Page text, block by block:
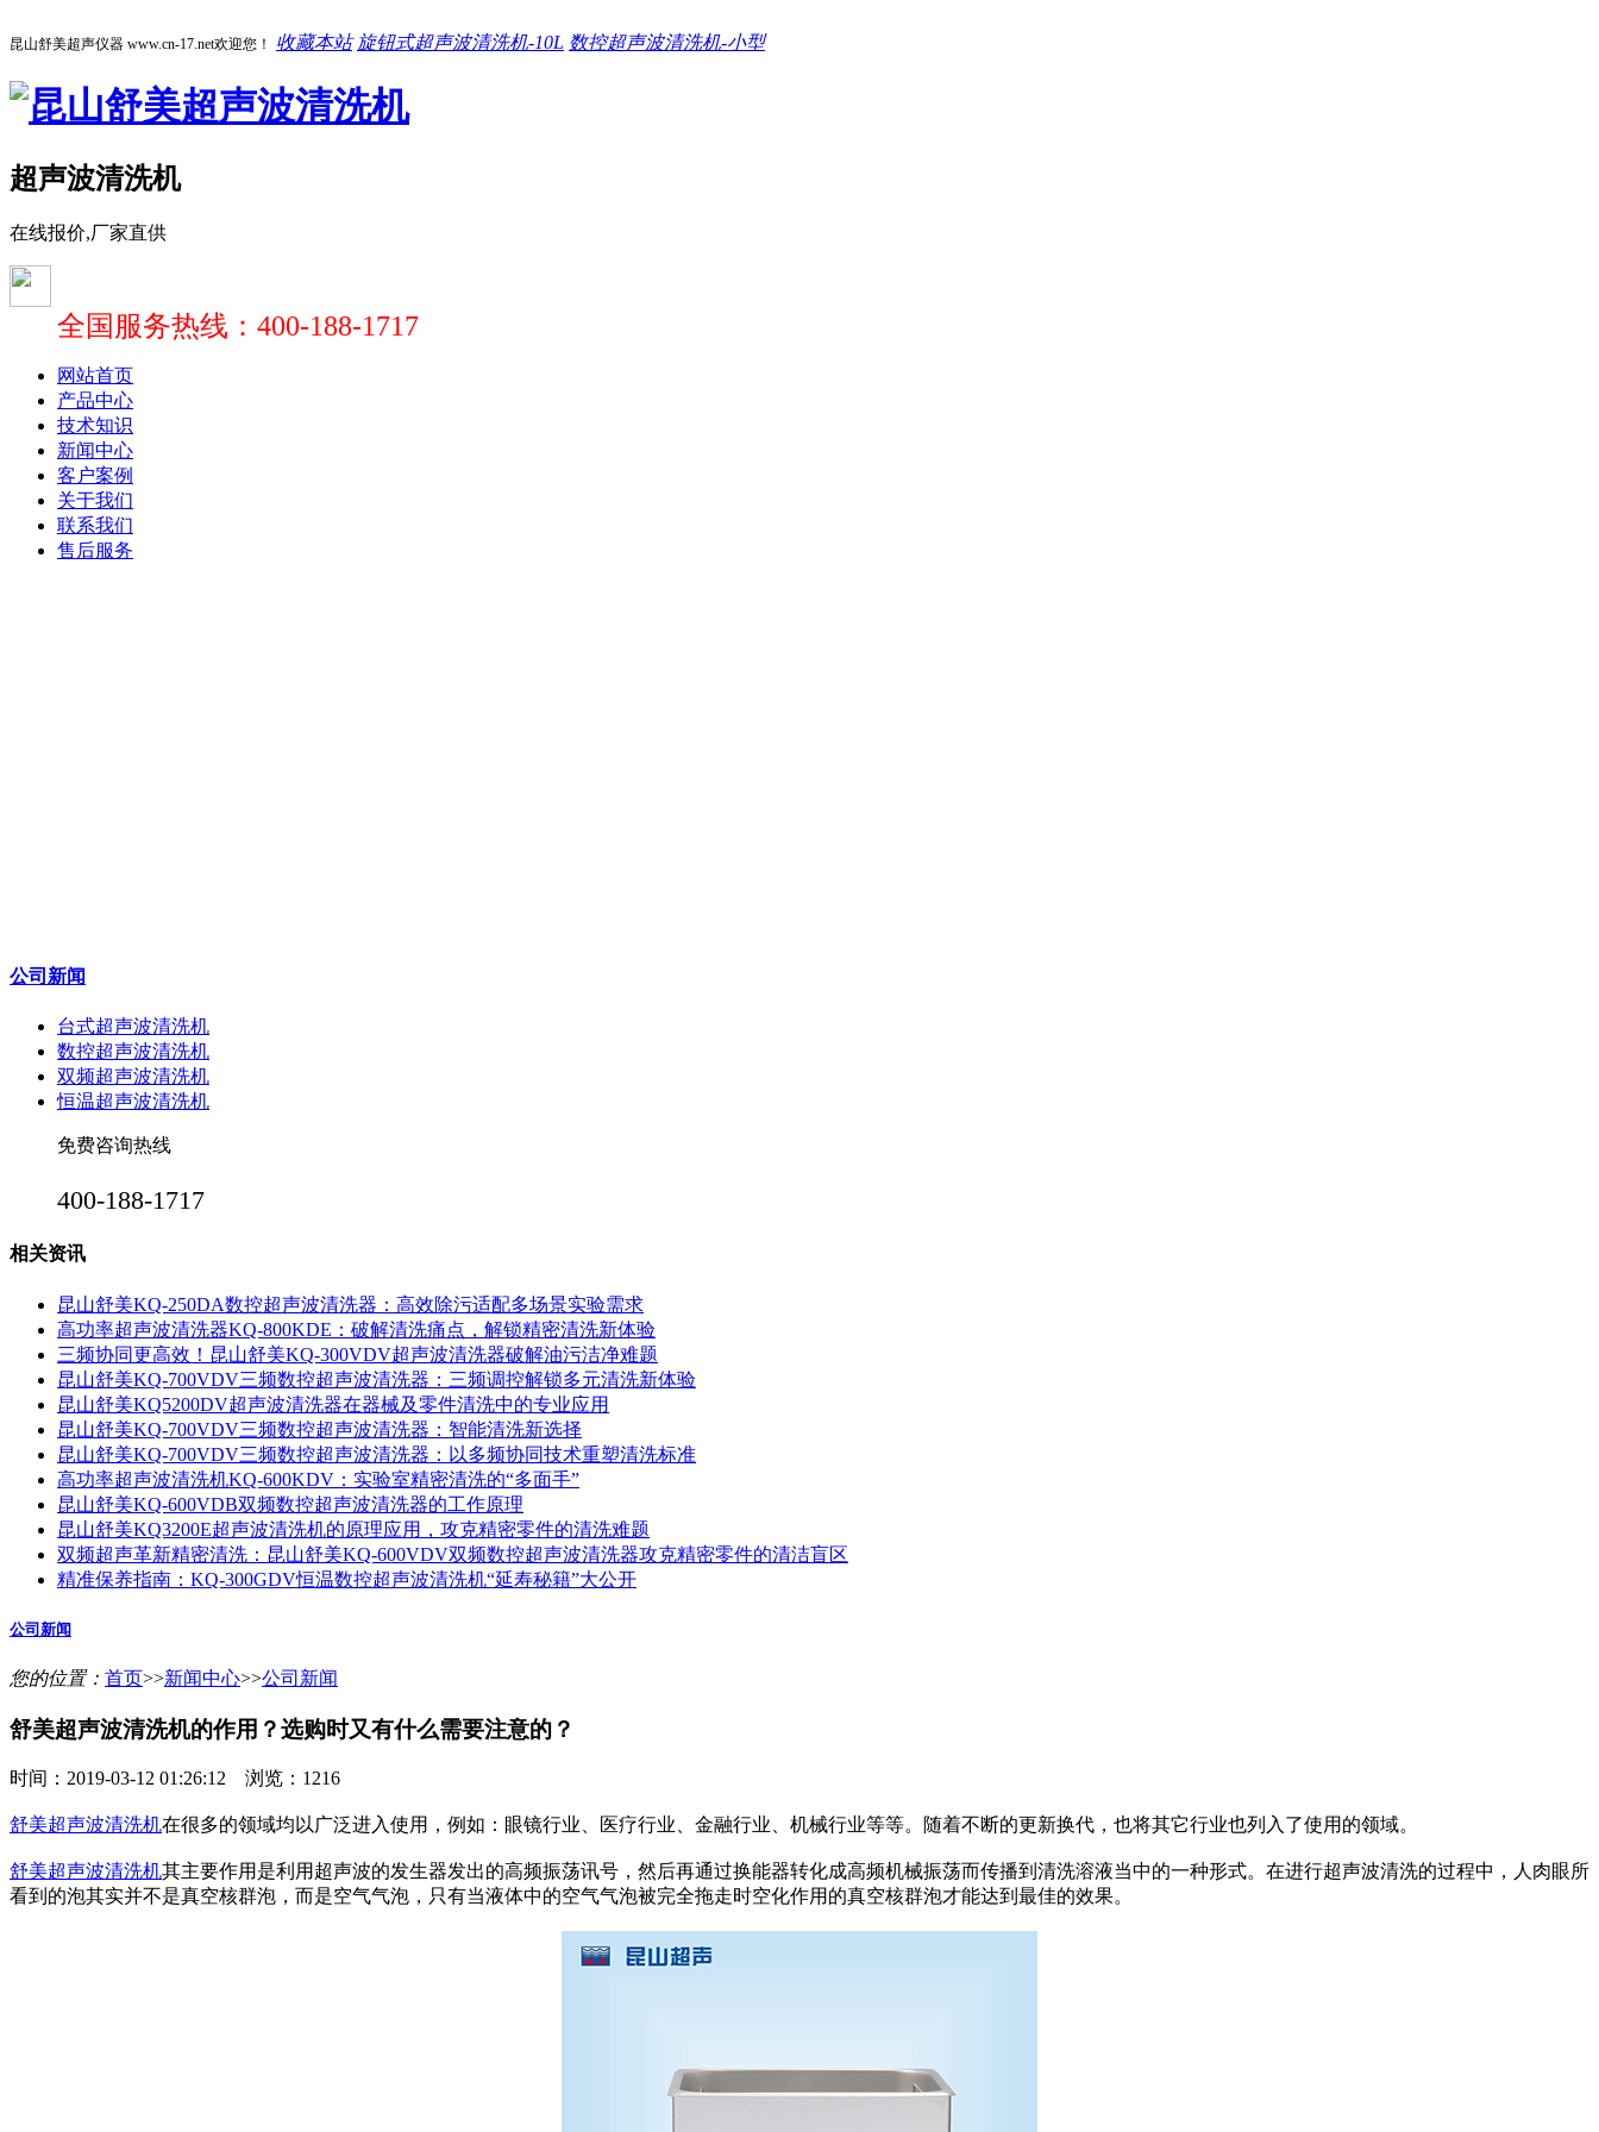
昆山舒美超声仪器 www.cn-17.net欢迎您！ 收藏本站 旋钮式超声波清洗机-10L 数控超声波清洗机-小型
超声波清洗机
在线报价,厂家直供
全国服务热线：400-188-1717
网站首页
产品中心
技术知识
新闻中心
客户案例
关于我们
联系我们
售后服务
公司新闻
台式超声波清洗机
数控超声波清洗机
双频超声波清洗机
恒温超声波清洗机
免费咨询热线
400-188-1717
相关资讯
昆山舒美KQ-250DA数控超声波清洗器：高效除污适配多场景实验需求
高功率超声波清洗器KQ-800KDE：破解清洗痛点，解锁精密清洗新体验
三频协同更高效！昆山舒美KQ-300VDV超声波清洗器破解油污洁净难题
昆山舒美KQ-700VDV三频数控超声波清洗器：三频调控解锁多元清洗新体验
昆山舒美KQ5200DV超声波清洗器在器械及零件清洗中的专业应用
昆山舒美KQ-700VDV三频数控超声波清洗器：智能清洗新选择
昆山舒美KQ-700VDV三频数控超声波清洗器：以多频协同技术重塑清洗标准
高功率超声波清洗机KQ-600KDV：实验室精密清洗的“多面手”
昆山舒美KQ-600VDB双频数控超声波清洗器的工作原理
昆山舒美KQ3200E超声波清洗机的原理应用，攻克精密零件的清洗难题
双频超声革新精密清洗：昆山舒美KQ-600VDV双频数控超声波清洗器攻克精密零件的清洁盲区
精准保养指南：KQ-300GDV恒温数控超声波清洗机“延寿秘籍”大公开
公司新闻
您的位置： 首页>>新闻中心>>公司新闻
舒美超声波清洗机的作用？选购时又有什么需要注意的？
时间：2019-03-12 01:26:12 浏览：1216
舒美超声波清洗机在很多的领域均以广泛进入使用，例如：眼镜行业、医疗行业、金融行业、机械行业等等。随着不断的更新换代，也将其它行业也列入了使用的领域。
舒美超声波清洗机其主要作用是利用超声波的发生器发出的高频振荡讯号，然后再通过换能器转化成高频机械振荡而传播到清洗溶液当中的一种形式。在进行超声波清洗的过程中，人肉眼所
看到的泡其实并不是真空核群泡，而是空气气泡，只有当液体中的空气气泡被完全拖走时空化作用的真空核群泡才能达到最佳的效果。